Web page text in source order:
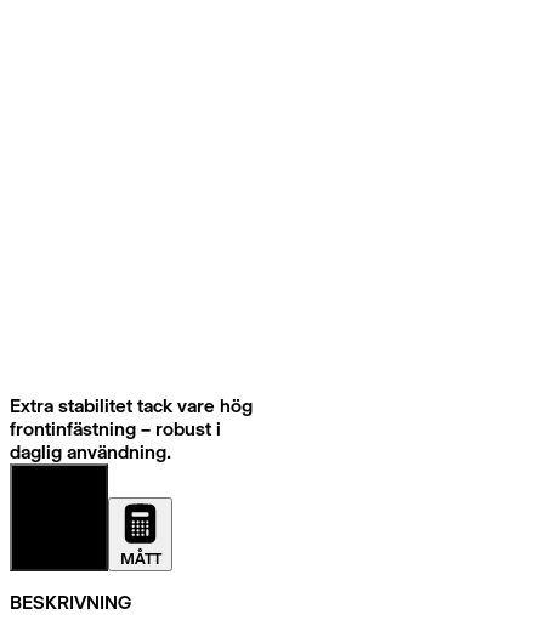
Extra stabilitet tack vare hög
frontinfästning – robust i
daglig användning.
MÅTT
BESKRIVNING